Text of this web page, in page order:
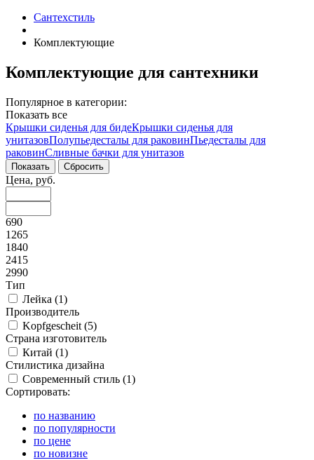
Сантехстиль
Комплектующие
Комплектующие для сантехники
Популярное в категории:
Показать все
Крышки сиденья для бидеКрышки сиденья для
унитазовПолупьедесталы для раковинПьедесталы для
раковинСливные бачки для унитазов
Цена, руб.
690
1265
1840
2415
2990
Тип
Лейка (1)
Производитель
Kopfgescheit (5)
Страна изготовитель
Китай (1)
Стилистика дизайна
Современный стиль (1)
Сортировать:
по названию
по популярности
по цене
по новизне